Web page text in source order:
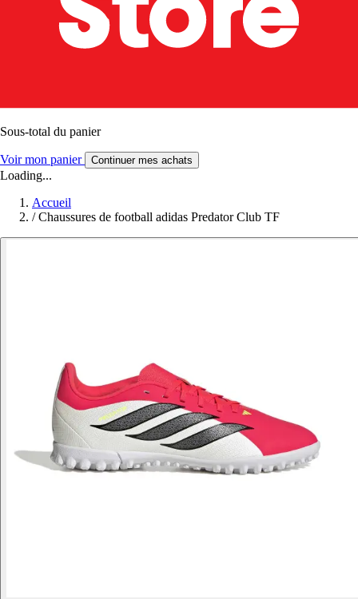
Sous-total du panier
Voir mon panier Continuer mes achats
Loading...
Accueil
/ Chaussures de football adidas Predator Club TF